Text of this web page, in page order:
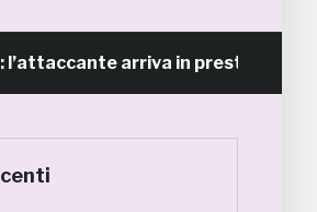
arriva in prestito dal Napoli